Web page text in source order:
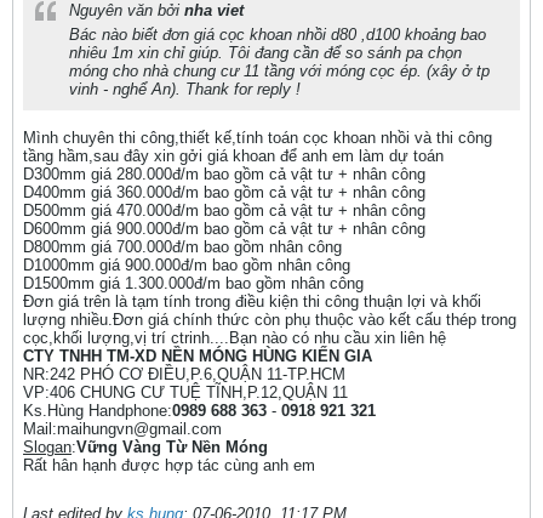
Nguyên văn bởi nha viet
Bác nào biết đơn giá cọc khoan nhồi d80 ,d100 khoảng bao
nhiêu 1m xin chỉ giúp. Tôi đang cần để so sánh pa chọn
móng cho nhà chung cư 11 tầng với móng cọc ép. (xây ở tp
vinh - nghể An). Thank for reply !
Mình chuyên thi công,thiết kế,tính toán cọc khoan nhồi và thi công
tầng hầm,sau đây xin gởi giá khoan để anh em làm dự toán
D300mm giá 280.000đ/m bao gồm cả vật tư + nhân công
D400mm giá 360.000đ/m bao gồm cả vật tư + nhân công
D500mm giá 470.000đ/m bao gồm cả vật tư + nhân công
D600mm giá 900.000đ/m bao gồm cả vật tư + nhân công
D800mm giá 700.000đ/m bao gồm nhân công
D1000mm giá 900.000đ/m bao gồm nhân công
D1500mm giá 1.300.000đ/m bao gồm nhân công
Đơn giá trên là tạm tính trong điều kiện thi công thuận lợi và khối
lượng nhiều.Đơn giá chính thức còn phụ thuộc vào kết cấu thép trong
cọc,khối lượng,vị trí ctrinh....Bạn nào có nhu cầu xin liên hệ
CTY TNHH TM-XD NỀN MÓNG HÙNG KIẾN GIA
NR:242 PHÓ CƠ ĐIỀU,P.6,QUẬN 11-TP.HCM
VP:406 CHUNG CƯ TUỆ TĨNH,P.12,QUẬN 11
Ks.Hùng Handphone:0989 688 363 - 0918 921 321
Mail:maihungvn@gmail.com
Slogan:Vững Vàng Từ Nền Móng
Rất hân hạnh được hợp tác cùng anh em
Last edited by ks.hung; 07-06-2010, 11:17 PM